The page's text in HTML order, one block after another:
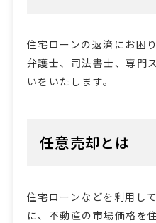
住宅ローンの返済にお困
弁護士、司法書士、専門
いをいたします。
任意売却とは
住宅ローンなどを利用し
に、不動産の市場価格を